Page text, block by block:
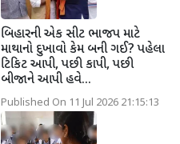
બિહારની એક સીટ ભાજપ માટે
માથાનો દુખાવો કેમ બની ગઈ? પહેલા
ટિકિટ આપી, પછી કાપી, પછી
બીજાને આપી હવે...
Published On 11 Jul 2026 21:15:13